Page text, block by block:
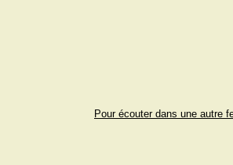
Pour écouter dans une autre